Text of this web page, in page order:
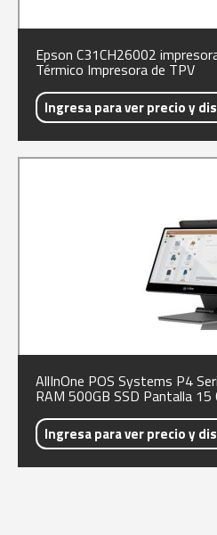
Epson C31CH26002
Térmico Impresora de TPV
Ingresa para ver precio y
AllInOne POS Systems P4 Series i5 12th Gen
RAM 500GB SSD Pantalla 15 Capacitive WiFi BT NO
Ingresa para ver precio y